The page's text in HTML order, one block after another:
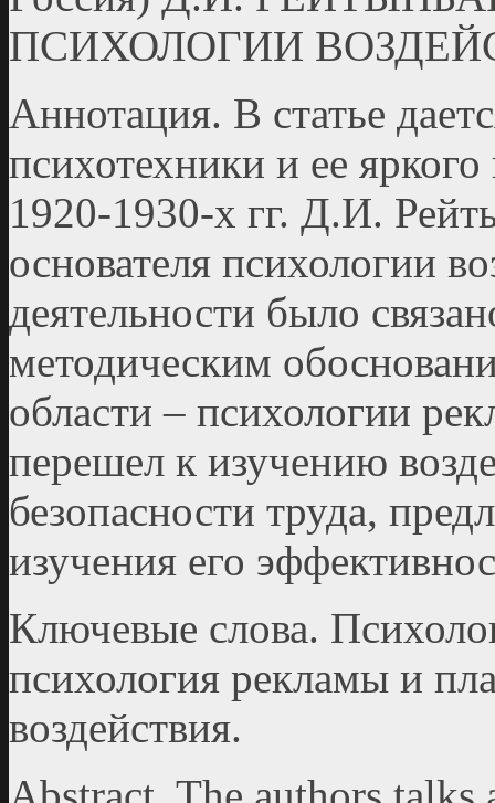
ПСИХОЛОГИИ
Аннотация. В статье
психотехники и ее
1920-1930-х гг. Д.И.
основателя психологии
деятельности было
методическим
области – психологии
перешел к изучению
безопасности труда,
изучения его
Ключевые слова.
психология рекламы и
воздействия.